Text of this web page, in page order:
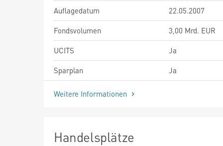
Auflagedatum
22.05.2007
Fondsvolumen
3,00 Mrd. EUR
UCITS
Ja
Sparplan
Ja
Weitere Informationen
Handelsplätze